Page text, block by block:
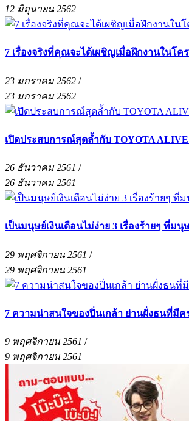
12 มิถุนายน 2562
7 เรื่องจริงที่คุณจะได้เผชิญเมื่อฝึกงานในโค
23 มกราคม 2562 /
23 มกราคม 2562
เปิดประสบการณ์สุดล้ำกับ TOYOTA
26 ธันวาคม 2561 /
26 ธันวาคม 2561
เป็นมนุษย์เงินเดือนไม่ง่าย 3 เรื่องร้ายๆ ที่มนุ
29 พฤศจิกายน 2561 /
29 พฤศจิกายน 2561
7 ความน่าสนใจของปิ่นเกล้า ย่านฝั่งธนที่มี
9 พฤศจิกายน 2561 /
9 พฤศจิกายน 2561